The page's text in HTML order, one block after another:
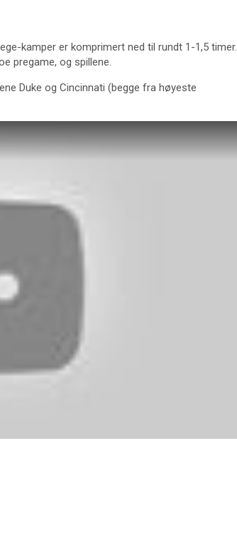
kamper er komprimert ned til rundt 1-1,5 timer.
pregame, og spillene.
Duke og Cincinnati (begge fra høyeste